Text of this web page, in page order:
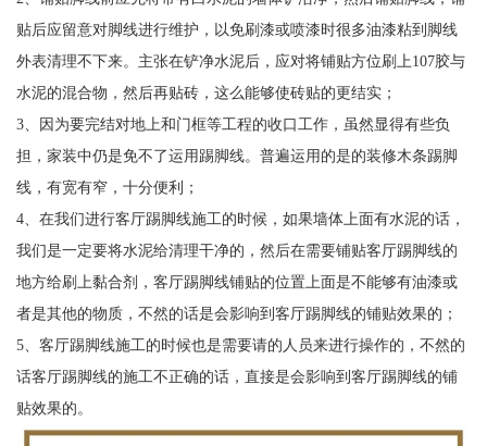
贴后应留意对脚线进行维护，以免刷漆或喷漆时很多油漆粘到脚线
外表清理不下来。主张在铲净水泥后，应对将铺贴方位刷上107胶与
水泥的混合物，然后再贴砖，这么能够使砖贴的更结实；
3、因为要完结对地上和门框等工程的收口工作，虽然显得有些负
担，家装中仍是免不了运用踢脚线。普遍运用的是的装修木条踢脚
线，有宽有窄，十分便利；
4、在我们进行客厅踢脚线施工的时候，如果墙体上面有水泥的话，
我们是一定要将水泥给清理干净的，然后在需要铺贴客厅踢脚线的
地方给刷上黏合剂，客厅踢脚线铺贴的位置上面是不能够有油漆或
者是其他的物质，不然的话是会影响到客厅踢脚线的铺贴效果的；
5、客厅踢脚线施工的时候也是需要请的人员来进行操作的，不然的
话客厅踢脚线的施工不正确的话，直接是会影响到客厅踢脚线的铺
贴效果的。